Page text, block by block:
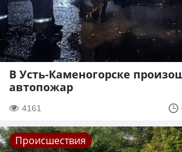
В Усть-Каменогорске
автопожар
4161
Происшествия